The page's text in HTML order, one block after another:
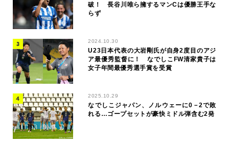
破！ 長谷川唯ら擁するマンCは優勝王手な
らず
2024.10.30
U23日本代表の大岩剛氏が自身2度目のアジ
ア最優秀監督に！ なでしこFW清家貴子は
女子年間最優秀選手賞を受賞
2025.10.29
なでしこジャパン、ノルウェーに0－2で敗
れる…ゴープセットが豪快ミドル弾含む2発